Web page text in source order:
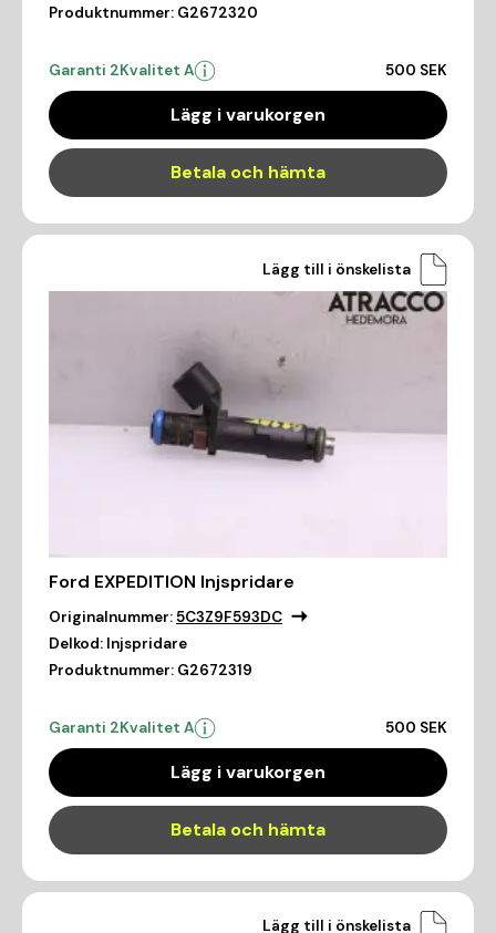
Produktnummer: G2672320
Garanti 2Kvalitet A 500 SEK
Lägg i varukorgen
Betala och hämta
Lägg till i önskelista
Ford EXPEDITION Injspridare
Originalnummer:5C3Z9F593DC
Delkod: Injspridare
Produktnummer: G2672319
Garanti 2Kvalitet A 500 SEK
Lägg i varukorgen
Betala och hämta
Lägg till i önskelista